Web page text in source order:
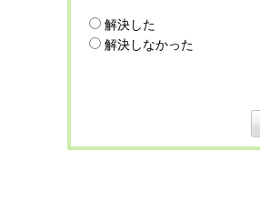
解決した
解決しなかった